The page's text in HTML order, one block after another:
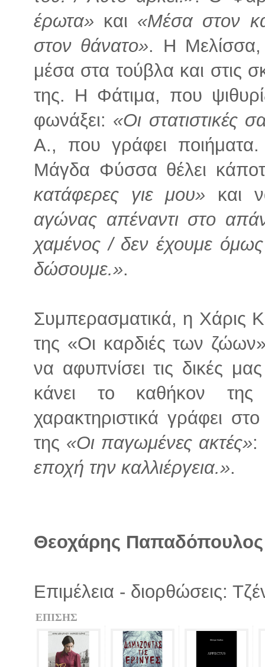
έρωτα» και «Μέσα στον
στον θάνατο». Η Μελίσσα,
μέσα στα τούβλα και στις
της. Η Φάτιμα, που
φωνάξει: «Οι στατιστικές
Α., που γράφει
Μάγδα Φύσσα θέλει
κατάφερες γιε μου» και
αγώνας απέναντι στο
χαμένος / δεν έχουμε
δώσουμε.».
Συμπερασματικά, η Χάρις
της «Οι καρδιές των
να αφυπνίσει τις δικές
κάνει το καθήκον
χαρακτηριστικά γράφει
της «Οι παγωμένες ακτές»:
εποχή την καλλιέργεια.».
Θεοχάρης Παπαδόπουλος
Επιμέλεια - διορθώσεις:
ΕΠΙΣΗΣ